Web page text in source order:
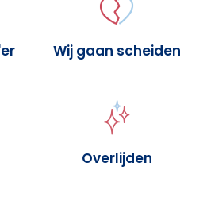
Wij gaan scheiden
Overlijden